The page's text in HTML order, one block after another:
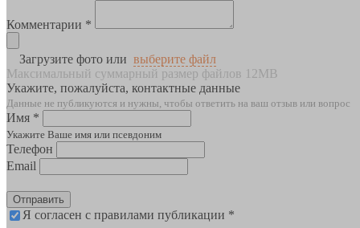
Комментарии *
Загрузите фото или выберите файл
Максимальный суммарный размер файлов 12MB
Укажите, пожалуйста, контактные данные
Данные не публикуются и нужны, чтобы ответить на ваш отзыв или вопрос
Имя *
Укажите Ваше имя или псевдоним
Телефон
Email
Отправить
Я согласен с правилами публикации *